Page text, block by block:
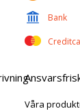
Bank
Våra